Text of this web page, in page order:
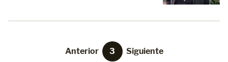
Anterior 3 Siguiente